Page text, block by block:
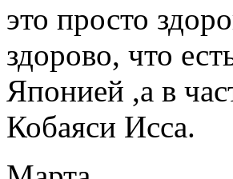
это просто
здорово, что
Японией ,а в
Кобаяси Исса.